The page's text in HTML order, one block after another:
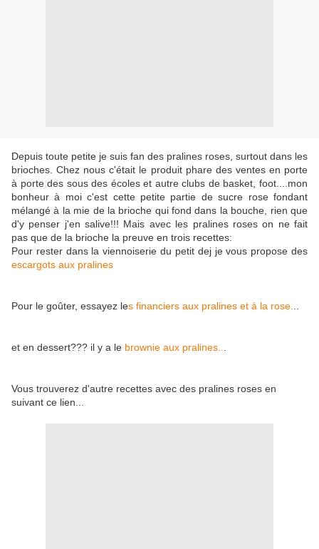
Depuis toute petite je suis fan des pralines roses, surtout dans les
brioches. Chez nous c'était le produit phare des ventes en porte
à porte des sous des écoles et autre clubs de basket, foot....mon
bonheur à moi c'est cette petite partie de sucre rose fondant
mélangé à la mie de la brioche qui fond dans la bouche, rien que
d'y penser j'en salive!!! Mais avec les pralines roses on ne fait
pas que de la brioche la preuve en trois recettes:
Pour rester dans la viennoiserie du petit dej je vous propose des
escargots aux pralines
Pour le goûter, essayez les financiers aux pralines et à la rose.
et en dessert??? il y a le brownie aux pralines..
Vous trouverez d'autre recettes avec des pralines roses en
suivant ce lien...